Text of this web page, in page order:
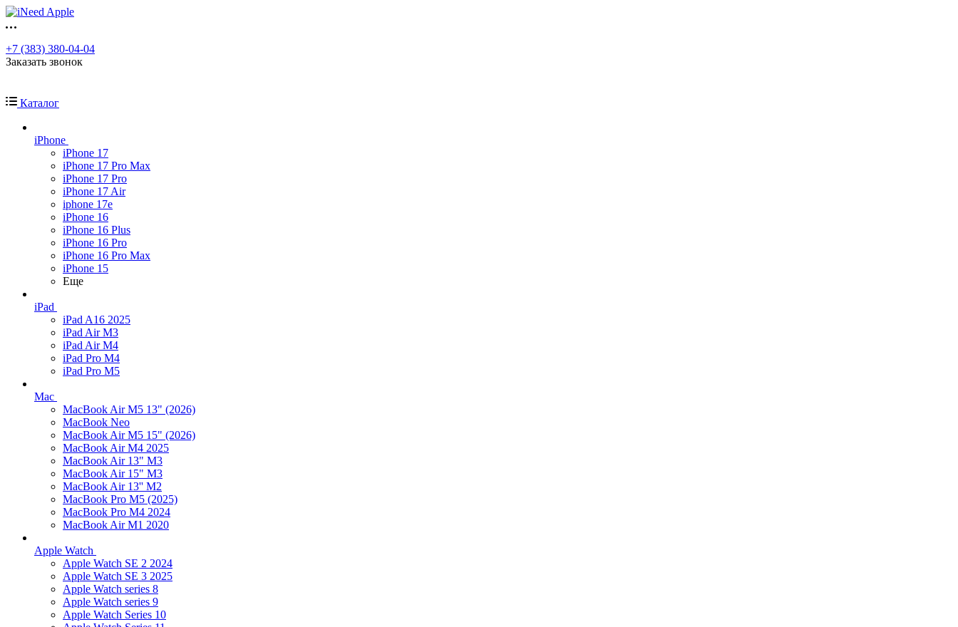
+7 (383) 380-04-04
Заказать звонок
Каталог
iPhone
iPhone 17
iPhone 17 Pro Max
iPhone 17 Pro
iPhone 17 Air
iphone 17e
iPhone 16
iPhone 16 Plus
iPhone 16 Pro
iPhone 16 Pro Max
iPhone 15
Еще
iPad
iPad A16 2025
iPad Air M3
iPad Air M4
iPad Pro M4
iPad Pro M5
Mac
MacBook Air M5 13" (2026)
MacBook Neo
MacBook Air M5 15" (2026)
MacBook Air M4 2025
MacBook Air 13" M3
MacBook Air 15" M3
MacBook Air 13'' M2
MacBook Pro M5 (2025)
MacBook Pro M4 2024
MacBook Air M1 2020
Apple Watch
Apple Watch SE 2 2024
Apple Watch SE 3 2025
Apple Watch series 8
Apple Watch series 9
Apple Watch Series 10